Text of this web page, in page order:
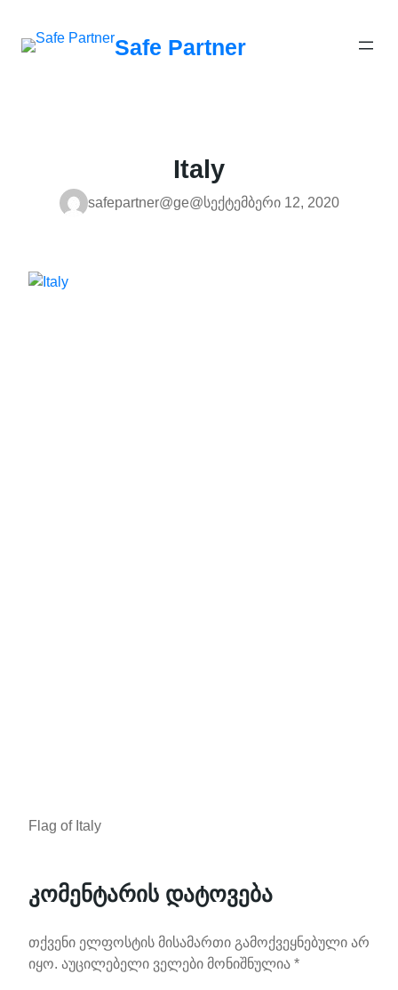
გადასვლა
Safe Partner
Italy
safepartner@ge@სექტემბერი 12, 2020
Flag of Italy
კომენტარის დატოვება
თქვენი ელფოსტის მისამართი გამოქვეყნებული არ
იყო. აუცილებელი ველები მონიშნულია *